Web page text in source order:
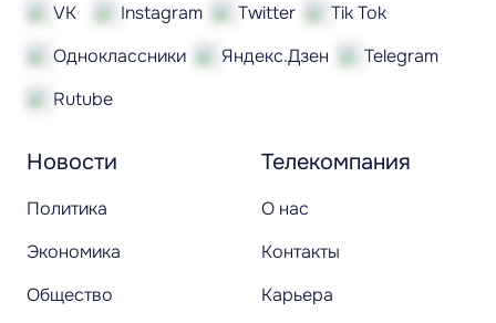
Новости
Политика
Экономика
Общество
Телекомпания
О нас
Контакты
Карьера
VK Instagram Twitter
Tik Tok
Одноклассники
Яндекс.Дзен
Telegram
Rutube